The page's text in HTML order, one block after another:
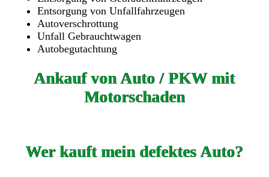
Entsorgung von Unfallfahrzeugen
Autoverschrottung
Unfall Gebrauchtwagen
Autobegutachtung
Ankauf von Auto / PKW mit
Motorschaden
Wer kauft mein defektes Auto?